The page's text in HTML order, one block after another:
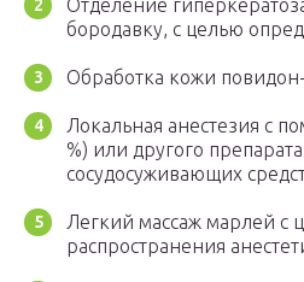
Отделение
бородавку, с целью
Обработка кожи
Локальная анестезия с
%) или другого
сосудосуживающих
Легкий массаж марлей с
распространения